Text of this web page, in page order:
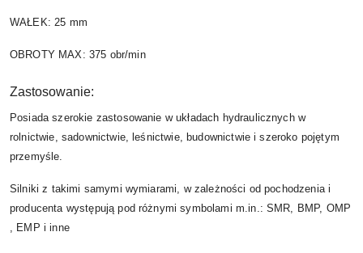
WAŁEK: 25 mm
OBROTY MAX: 375 obr/min
Zastosowanie:
Posiada szerokie zastosowanie w układach hydraulicznych w
rolnictwie, sadownictwie, leśnictwie, budownictwie i szeroko pojętym
przemyśle.
Silniki z takimi samymi wymiarami, w zależności od pochodzenia i
producenta występują pod różnymi symbolami m.in.: SMR, BMP, OMP
, EMP i inne